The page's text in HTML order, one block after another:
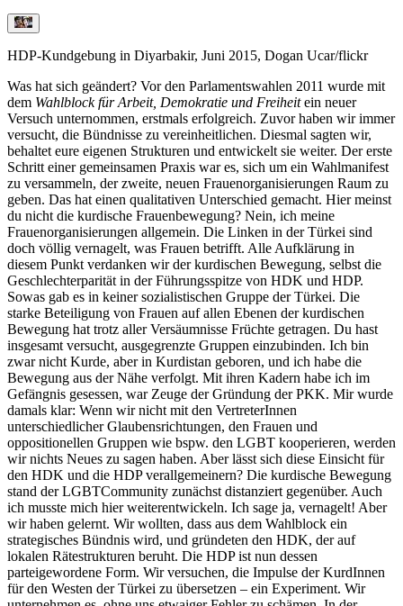
HDP-Kundgebung in Diyarbakir, Juni 2015, Dogan Ucar/flickr
Was hat sich geändert? Vor den Parlamentswahlen 2011 wurde mit
dem Wahlblock für Arbeit, Demokratie und Freiheitein neuer
Versuch unternommen, erstmals erfolgreich. Zuvor haben wir immer
versucht, die Bündnisse zu vereinheitlichen. Diesmal sagten wir,
behaltet eure eigenen Strukturen und entwickelt sie weiter. Der erste
Schritt einer gemeinsamen Praxis war es, sich um ein Wahlmanifest
zu versammeln, der zweite, neuen Frauenorganisierungen Raum zu
geben. Das hat einen qualitativen Unterschied gemacht. Hier meinst
du nicht die kurdische Frauenbewegung? Nein, ich meine
Frauenorganisierungen allgemein. Die Linken in der Türkei sind
doch völlig vernagelt, was Frauen betrifft. Alle Aufklärung in
diesem Punkt verdanken wir der kurdischen Bewegung, selbst die
Geschlechterparität in der Führungsspitze von HDK und HDP.
Sowas gab es in keiner sozialistischen Gruppe der Türkei. Die
starke Beteiligung von Frauen auf allen Ebenen der kurdischen
Bewegung hat trotz aller Versäumnisse Früchte getragen. Du hast
insgesamt versucht, ausgegrenzte Gruppen einzubinden. Ich bin
zwar nicht Kurde, aber in Kurdistan geboren, und ich habe die
Bewegung aus der Nähe verfolgt. Mit ihren Kadern habe ich im
Gefängnis gesessen, war Zeuge der Gründung der PKK. Mir wurde
damals klar: Wenn wir nicht mit den VertreterInnen
unterschiedlicher Glaubensrichtungen, den Frauen und
oppositionellen Gruppen wie bspw. den LGBT kooperieren, werden
wir nichts Neues zu sagen haben. Aber lässt sich diese Einsicht für
den HDK und die HDP verallgemeinern? Die kurdische Bewegung
stand der LGBTCommunity zunächst distanziert gegenüber. Auch
ich musste mich hier weiterentwickeln. Ich sage ja, vernagelt! Aber
wir haben gelernt. Wir wollten, dass aus dem Wahlblock ein
strategisches Bündnis wird, und gründeten den HDK, der auf
lokalen Rätestrukturen beruht. Die HDP ist nun dessen
parteigewordene Form. Wir versuchen, die Impulse der KurdInnen
für den Westen der Türkei zu übersetzen – ein Experiment. Wir